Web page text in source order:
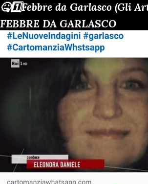
🤒1️⃣Febbre da Garlasco (Gli
FEBBRE DA GARLASCO